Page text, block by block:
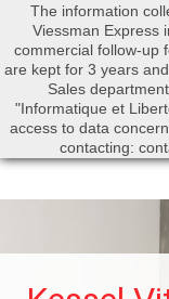
The information
Viessman Express
commercial follow-up
are kept for 3 years
Sales
"Informatique et
access to data
contacting: